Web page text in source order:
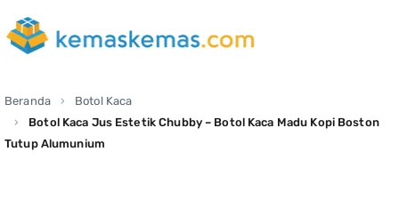
Beranda
Botol Kaca
Botol Kaca Jus Estetik Chubby – Botol Kaca Madu Kopi Boston
Tutup Alumunium